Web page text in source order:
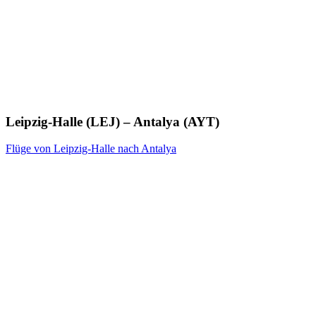
Leipzig-Halle (LEJ) – Antalya (AYT)
Flüge von Leipzig-Halle nach Antalya